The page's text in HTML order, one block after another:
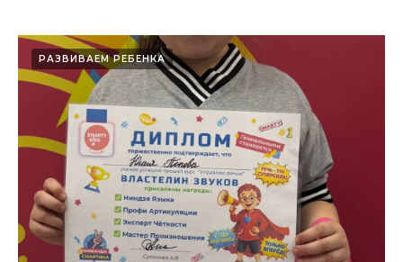
РАЗВИВАЕМ РЕБЕНКА